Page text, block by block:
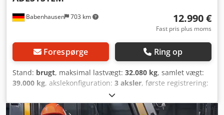
Babenhausen 703 km 12.990 €
Fast pris plus moms
Forespørge Ring op
Stand: brugt, maksimal lastvægt: 32.080 kg, samlet vægt:
39.000 kg, akslekonfiguration: 3 aksler, første registrering:
13.200 mm
2.480 mm, lastepladshøjde:2.700 mm, Udstyr:ABS,